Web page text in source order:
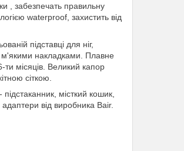
, забезпечать правильну
waterproof, захистить від
підставці для ніг,
м'якими накладками. Плавне
місяців. Великий капор
сіткою.
місткий кошик,
від виробника Bair.